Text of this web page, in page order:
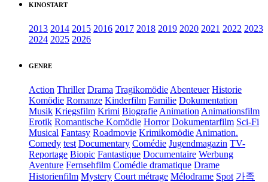
KINOSTART
2013 2014 2015 2016 2017 2018 2019 2020 2021 2022 2023
2024 2025 2026
GENRE
Action Thriller Drama Tragikomödie Abenteuer Historie
Komödie Romanze Kinderfilm Familie Dokumentation
Musik Kriegsfilm Krimi Biografie Animation Animationsfilm
Erotik Romantische Komödie Horror Dokumentarfilm Sci-Fi
Musical Fantasy Roadmovie Krimikomödie Animation.
Comedy test Documentary Comédie Jugendmagazin TV-
Reportage Biopic Fantastique Documentaire Werbung
Aventure Fernsehfilm Comédie dramatique Drame
Historienfilm Mystery Court métrage Mélodrame Spot 가족